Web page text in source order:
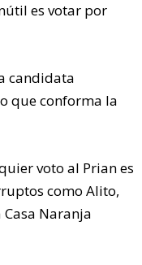
es votar por
candidata
que conforma la
voto al Prian es
como Alito,
Naranja